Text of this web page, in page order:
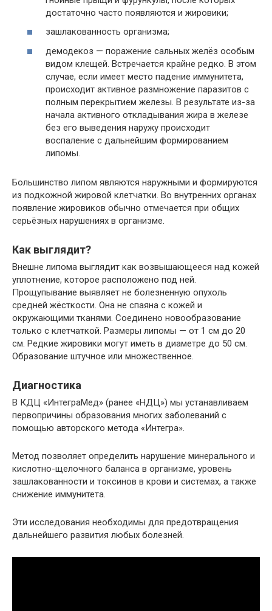
достаточно часто появляются и жировики;
зашлакованность организма;
демодекоз — поражение сальных желёз особым
видом клещей. Встречается крайне редко. В этом
случае, если имеет место падение иммунитета,
происходит активное размножение паразитов с
полным перекрытием железы. В результате из-за
начала активного откладывания жира в железе
без его выведения наружу происходит
воспаление с дальнейшим формированием
липомы.
Большинство липом являются наружными и формируются
из подкожной жировой клетчатки. Во внутренних органах
появление жировиков обычно отмечается при общих
серьёзных нарушениях в организме.
Как выглядит?
Внешне липома выглядит как возвышающееся над кожей
уплотнение, которое расположено под ней.
Прощупывание выявляет не болезненную опухоль
средней жёсткости. Она не спаяна с кожей и
окружающими тканями. Соединено новообразование
только с клетчаткой. Размеры липомы — от 1 см до 20
см. Редкие жировики могут иметь в диаметре до 50 см.
Образование штучное или множественное.
Диагностика
В КДЦ «ИнтеграМед» (ранее «НДЦ») мы устанавливаем
первопричины образования многих заболеваний с
помощью авторского метода «Интегра».
Метод позволяет определить нарушение минерального и
кислотно-щелочного баланса в организме, уровень
зашлакованности и токсинов в крови и системах, а также
снижение иммунитета.
Эти исследования необходимы для предотвращения
дальнейшего развития любых болезней.